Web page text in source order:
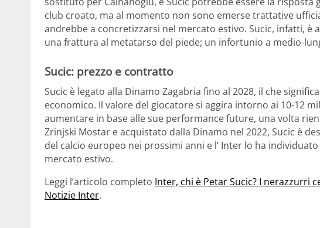
club croato, ma al momento non sono emerse trattative
andrebbe a concretizzarsi nel mercato estivo. Sucic, infatti, è
una frattura al metatarso del piede; un infortunio a medio-
Sucic: prezzo e contratto
Sucic è legato alla Dinamo Zagabria fino al 2028, il che
economico. Il valore del giocatore si aggira intorno ai 10-12
aumentare in base alle sue performance future, una volta
Zrinjski Mostar e acquistato dalla Dinamo nel 2022, Sucic è
del calcio europeo nei prossimi anni e l’ Inter lo ha
mercato estivo.
Leggi l’articolo completo Inter, chi è Petar Sucic? I nerazzurri
Notizie Inter.